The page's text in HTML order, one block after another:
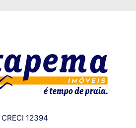
CRECI 12394